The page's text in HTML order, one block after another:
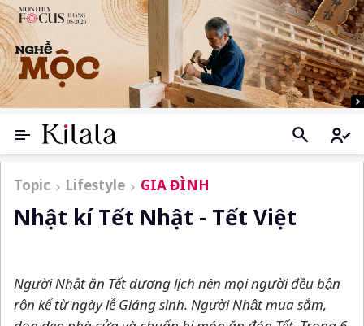
Topic Lifestyle GIA ĐÌNH
Nhật kí Tết Nhật - Tết Việt
Người Nhật ăn Tết dương lịch nên mọi người đều bận
rộn kể từ ngày lễ Giáng sinh. Người Nhật mua sắm,